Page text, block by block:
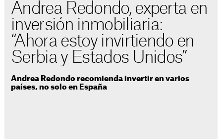
Andrea Redondo, experta en
inversión inmobiliaria:
“Ahora estoy invirtiendo en
Serbia y Estados Unidos”
Andrea Redondo recomienda invertir en varios
países, no solo en España